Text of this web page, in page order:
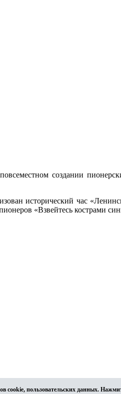
создании
исторический час
«Взвейтесь кострами
cookie, пользовательских данных.